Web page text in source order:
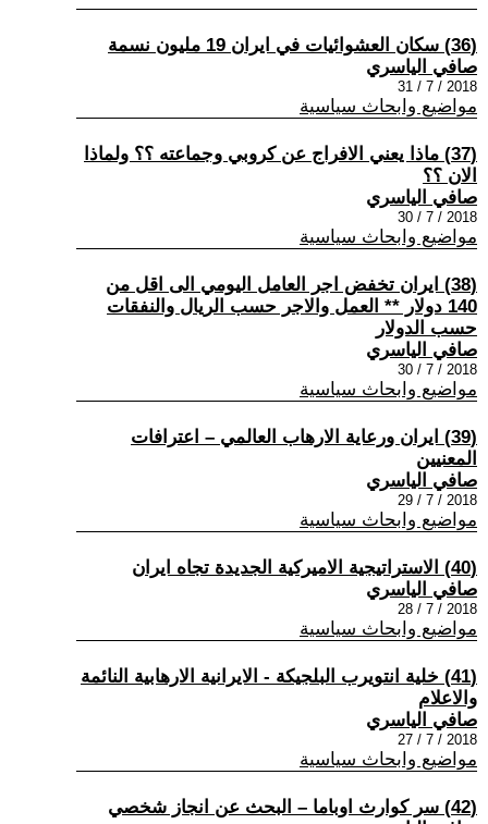
(36) سكان العشوائيات في ايران 19 مليون نسمة
صافي الياسري
2018 / 7 / 31
مواضيع وابحاث سياسية
(37) ماذا يعني الافراج عن كروبي وجماعته ؟؟ ولماذا
الان ؟؟
صافي الياسري
2018 / 7 / 30
مواضيع وابحاث سياسية
(38) ايران تخفض اجر العامل اليومي الى اقل من
140 دولار ** العمل والاجر حسب الريال والنفقات
حسب الدولار
صافي الياسري
2018 / 7 / 30
مواضيع وابحاث سياسية
(39) ايران ورعاية الارهاب العالمي – اعترافات
المعنيين
صافي الياسري
2018 / 7 / 29
مواضيع وابحاث سياسية
(40) الاستراتيجية الاميركية الجديدة تجاه ايران
صافي الياسري
2018 / 7 / 28
مواضيع وابحاث سياسية
(41) خلية انتويرب البلجيكة - الايرانية الارهابية النائمة
والاعلام
صافي الياسري
2018 / 7 / 27
مواضيع وابحاث سياسية
(42) سر كوارث اوباما – البحث عن انجاز شخصي